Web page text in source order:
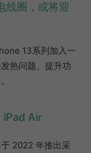
线圈，或将迎
13系列加入一
热问题、提升功
iPad Air
2022 年推出采